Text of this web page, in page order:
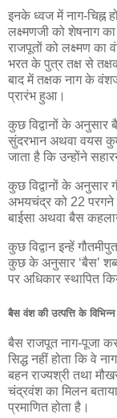
इनके ध्वज में नाग-चिह्न
लक्ष्मणजी को शेषनाग
राजपूतों को लक्ष्मण का
भरत के पुत्र तक्ष से
बाद में तक्षक नाग के
प्रारंभ हुआ।
कुछ विद्वानों के अनुसार
सुंदरभान अथवा वयस
जाता है कि उन्होंने
कुछ विद्वानों के अनुसार
अभयचंद्र को 22 परगने
बाईसा अथवा बैस
कुछ विद्वान इन्हें
कुछ के अनुसार ‘बैस’
पर अधिकार स्थापित
बैस वंश की उत्पत्ति के विभिन्न
बैस राजपूत नाग-पूजा
सिद्ध नहीं होता कि वे
बहन राज्यश्री तथा
चंद्रवंश का मिलन
प्रमाणित होता है।